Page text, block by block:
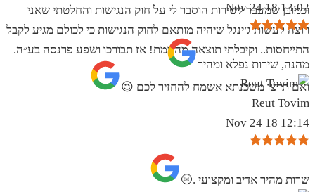
וכמובן שמעבר לשירות הוסבר לי על חוק הנגישות והחלטתי שאני
רוצה לעשות ג׳ינגל שיהיה מותאם לחוק הנגישות כי לכולם מגיע לקבל
התייחסות.. וקיבלתי תוצאה מהממת! אז תבורכו ושפע פרנסה בע״ה.
ואם תרצו משכנתא אשמח להחזיר לכם 😉
13:02 18 Nov 24
מהנה, שירות נפלא ומהיר
Reut Tovim
12:14 18 Nov 24
שרות מהיר אדיב ומקצועי .🌝